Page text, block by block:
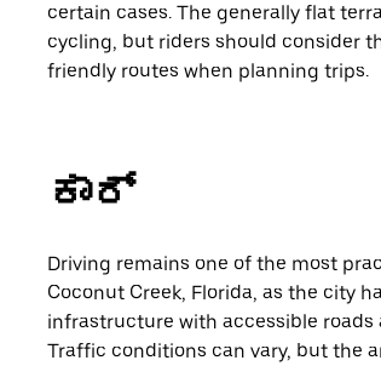
certain cases. The generally flat
cycling, but riders should consider
friendly routes when planning trips.
ಕಾರ್
Driving remains one of the most
Coconut Creek, Florida, as the city
infrastructure with accessible roads
Traffic conditions can vary, but the